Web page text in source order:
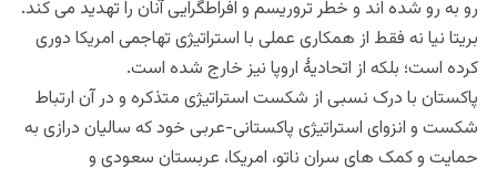
رو به رو شده اند و خطر تروریسم و افراطگرایی آنان را تهدید می کند.
بریتا نیا نه فقط از همکاری عملی با استراتیژی تهاجمی امریکا دوری
کرده است؛ بلکه از اتحادیۀ اروپا نیز خارج شده است.
پاکستان با درک نسبی از شکست استراتیژی متذکره و در آن ارتباط
شکست و انزوای استراتیژی پاکستانی-عربی خود که سالیان درازی به
حمایت و کمک های سران ناتو، امریکا، عربستان سعودی و